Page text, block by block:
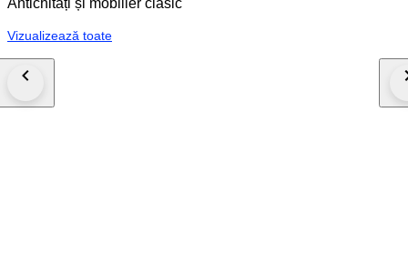
Antichități și mobilier clasic
Vizualizează toate